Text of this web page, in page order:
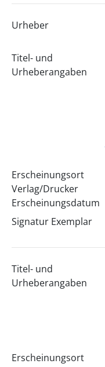
Urheber
Titel- und
Urheberangaben
Erscheinungsort
Verlag/Drucker
Erscheinungsdatum
Signatur Exemplar
Titel- und
Urheberangaben
Erscheinungsort